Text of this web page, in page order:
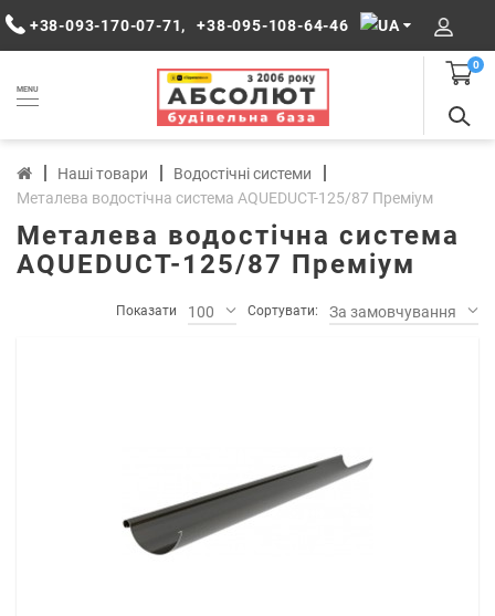
+38-093-170-07-71, +38-095-108-64-46
MENU
0
Наші товари
Водостічні системи
Металева водостічна система AQUEDUCT-125/87 Преміум
Металева водостічна система
AQUEDUCT-125/87 Преміум
Показати 100 Сортувати: За замовчуванням